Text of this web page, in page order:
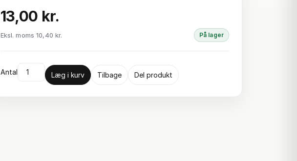
13,00 kr.
Eksl. moms 10,40 kr. På lager
Antal Læg i kurv Tilbage Del produkt